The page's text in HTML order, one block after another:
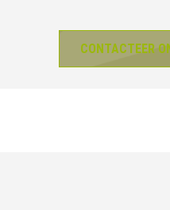
CONTACTEER